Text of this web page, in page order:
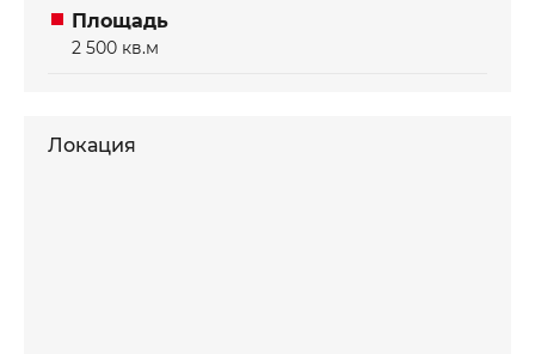
Площадь
2 500 кв.м
Локация